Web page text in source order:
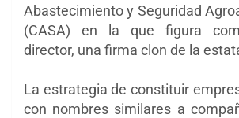
Abastecimiento y Seguridad
(CASA) en la que figura
director, una firma clon de la
La estrategia de constituir
con nombres similares a